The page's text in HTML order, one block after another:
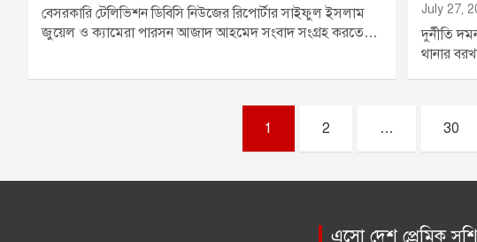
বেসরকারি টেলিভিশন ডিবিসি নিউজের রিপোর্টার সাইফুল ইসলাম
জুয়েল ও ক্যামেরা পারসন আজাদ আহমেদ সংবাদ সংগ্রহ করতে…
July 27,
দুর্নীতি
থানার
1 2 … 30
এসো দেশ প্রেমিক